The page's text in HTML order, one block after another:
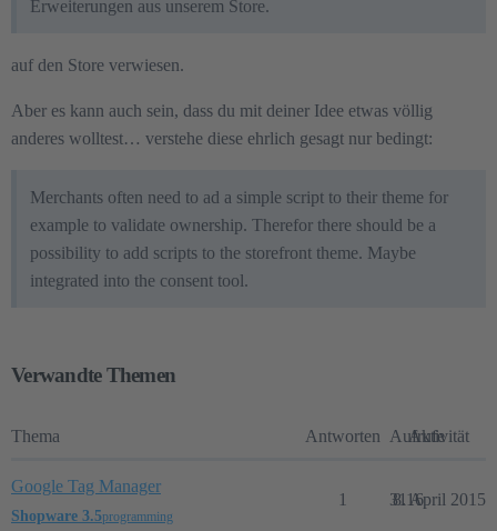
Erweiterungen aus unserem Store.
auf den Store verwiesen.
Aber es kann auch sein, dass du mit deiner Idee etwas völlig
anderes wolltest… verstehe diese ehrlich gesagt nur bedingt:
Merchants often need to ad a simple script to their theme for
example to validate ownership. Therefor there should be a
possibility to add scripts to the storefront theme. Maybe
integrated into the consent tool.
Verwandte Themen
Thema Antworten Aufrufe
Aktivität
Google Tag Manager
Shopware 3.5programming
1 3116
8. April 2015